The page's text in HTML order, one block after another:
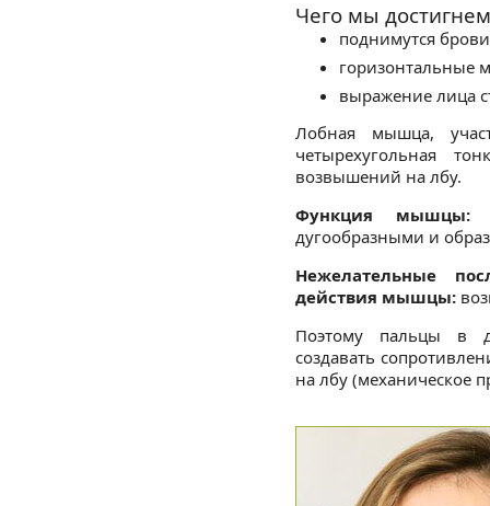
Чего мы
поднимутся
горизонтальные
выражение лица
Лобная мышца,
четырехугольная
возвышений на лбу.
Функция мышцы:
дугообразными и
Нежелательные
действия мышцы:
Поэтому пальцы в
создавать
на лбу (механическое